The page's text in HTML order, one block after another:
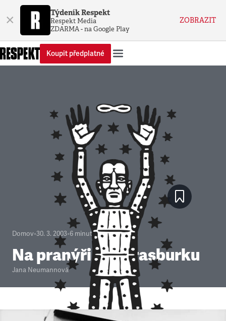
× Týdeník Respekt
Respekt Media
ZDARMA - na Google Play
ZOBRAZIT
Koupit předplatné
Domov•30. 3. 2003•6 minut
Na pranýři ve Štrasburku
Jana Neumannová